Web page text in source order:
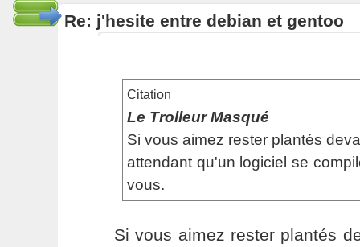
Re: j'hesite entre debian et gentoo
Citation
Le Trolleur Masqué
Si vous aimez rester plantés
attendant qu'un logiciel se
vous.
Si vous aimez rester plantés